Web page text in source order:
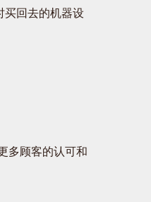
回去的机器设
多顾客的认可和